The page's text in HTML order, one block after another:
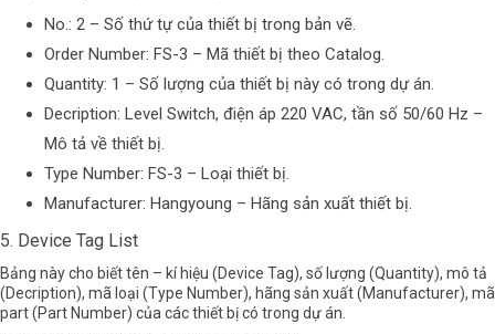
No.: 2 – Số thứ tự của thiết bị trong bản vẽ.
Order Number: FS-3 – Mã thiết bị theo Catalog.
Quantity: 1 – Số lượng của thiết bị này có trong dự án.
Decription: Level Switch, điện áp 220 VAC, tần số 50/60 Hz –
Mô tả về thiết bị.
Type Number: FS-3 – Loại thiết bị.
Manufacturer: Hangyoung – Hãng sản xuất thiết bị.
5. Device Tag List
Bảng này cho biết tên – kí hiệu (Device Tag), số lượng (Quantity), mô tả
(Decription), mã loại (Type Number), hãng sản xuất (Manufacturer), mã
part (Part Number) của các thiết bị có trong dự án.